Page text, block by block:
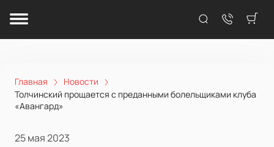
Главная
Новости
Толчинский прощается с преданными болельщиками клуба
«Авангард»
25 мая 2023